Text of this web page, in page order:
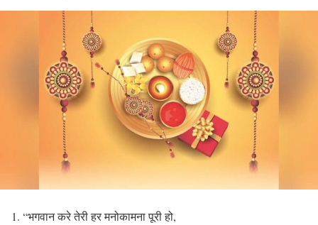
“भगवान करे तेरी हर मनोकामना पूरी हो,